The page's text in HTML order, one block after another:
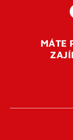
Pro úspěšné
vaší e-mailovou
otevření tohoto
přihlásit.
MÁTE